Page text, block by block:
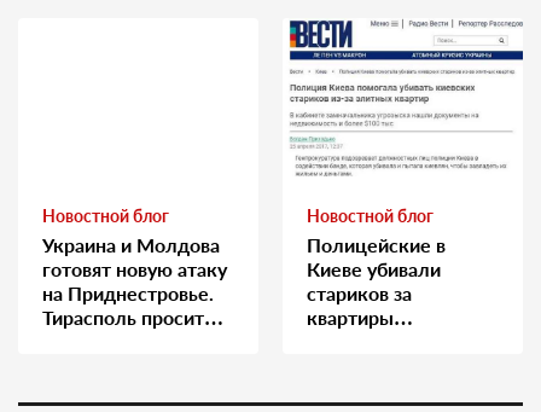
Новостной блог
Украина и Молдова
готовят новую атаку
на Приднестровье.
Тирасполь просит
Новостной блог
Полицейские в
Киеве убивали
стариков за
квартиры…